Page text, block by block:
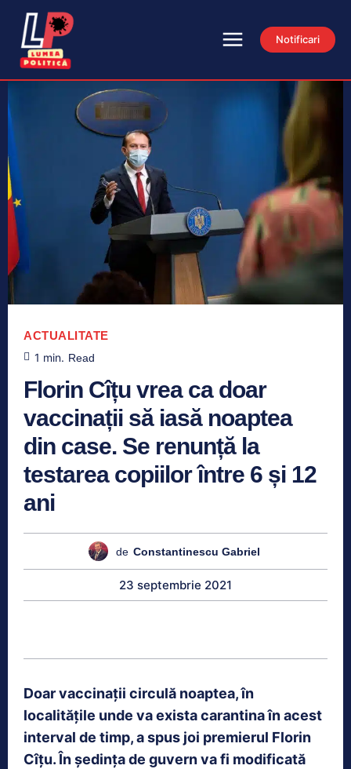
Notificari
ACTUALITATE
1 min. Read
Florin Cîțu vrea ca doar
vaccinații să iasă noaptea
din case. Se renunță la
testarea copiilor între 6 și 12
ani
de Constantinescu Gabriel
23 septembrie 2021
Doar vaccinații circulă noaptea, în
localitățile unde va exista carantina în acest
interval de timp, a spus joi premierul Florin
Cîțu. În ședința de guvern va fi modificată